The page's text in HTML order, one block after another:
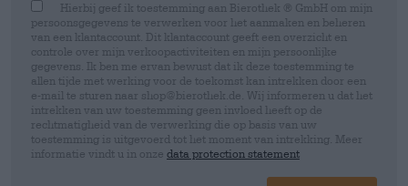
Hierbij geef ik toestemming aan Bierothek ® GmbH om mijn
persoonsgegevens te verwerken voor het aanmaken en beheren
van een klantaccount. Dit klantaccount geeft een overzicht en
controle over mijn verkoopactiviteiten en mijn persoonlijke
gegevens. Ik ben me ervan bewust dat ik deze toestemming te
allen tijde met werking voor de toekomst kan intrekken door een
e-mail te sturen naar shop@bierothek.de. Wij informeren u dat het
intrekken van uw toestemming geen invloed heeft op de
rechtmatigheid van de verwerking die op basis van uw
toestemming is uitgevoerd tot het moment van intrekking. Meer
informatie vindt u in onze data protection statement